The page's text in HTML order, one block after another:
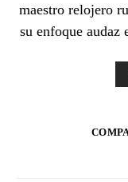
maestro relojero
su enfoque